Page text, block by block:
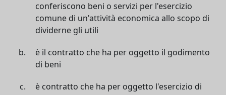
conferiscono beni o servizi per l'esercizio
comune di un'attività economica allo scopo di
dividerne gli utili
è il contratto che ha per oggetto il godimento
di beni
è contratto che ha per oggetto l'esercizio di